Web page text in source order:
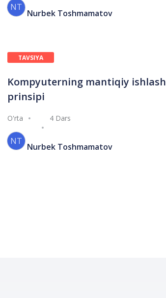
NT
Nurbek Toshmamatov
TAVSIYA
Kompyuterning mantiqiy ishlash
prinsipi
O'rta 4 Dars
NT
Nurbek Toshmamatov